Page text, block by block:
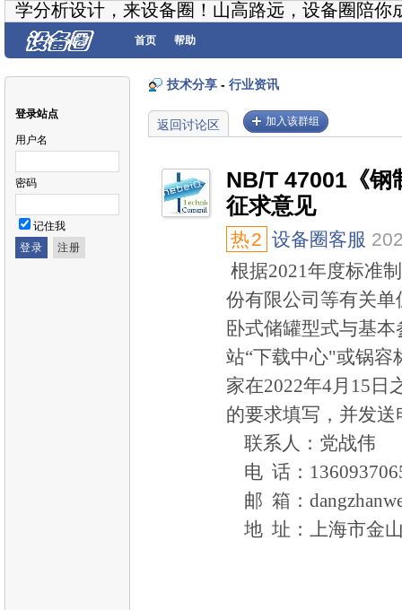
学分析设计，来设备圈！山高路远，设备圈陪你
首页 帮助
登录站点
用户名
密码
记住我
技术分享 - 行业资讯
返回讨论区 加入该群组
NB/T 47001《钢
征求意见
热2 设备圈客服
根据2021年度标准
份有限公司等有关
卧式储罐型式与基
站“下载中心"或锅容
家在2022年4月15日
的要求填写，并发
联系人：党战伟
电 话：
邮 箱：
地 址：上海市金